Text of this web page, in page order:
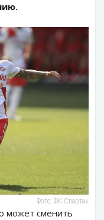
Фото: ФК Спартак
может сменить